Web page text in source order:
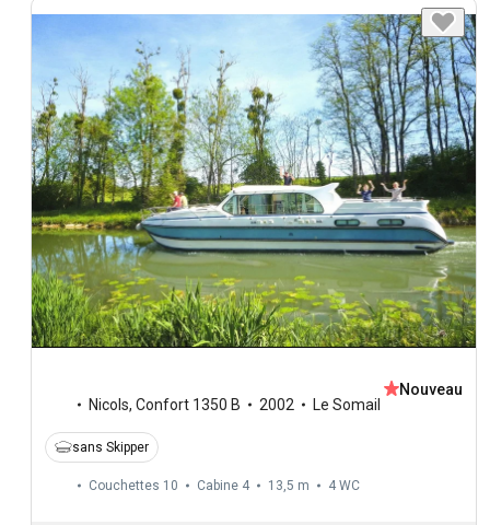
Nicols, Confort 1350 B 2002 Le Somail
Nouveau
sans Skipper
Couchettes 10 Cabine 4 13,5 m 4 WC